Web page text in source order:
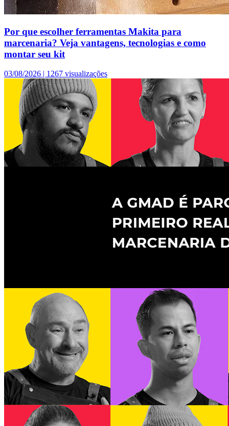
Por que escolher ferramentas Makita para
marcenaria? Veja vantagens, tecnologias e como
montar seu kit
03/08/2026 | 1267 visualizações